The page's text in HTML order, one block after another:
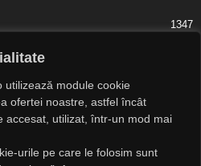
utilizează module cookie
ofertei noastre, astfel încât
accesat, utilizat, într-un mod mai
urile pe care le folosim sunt
1347